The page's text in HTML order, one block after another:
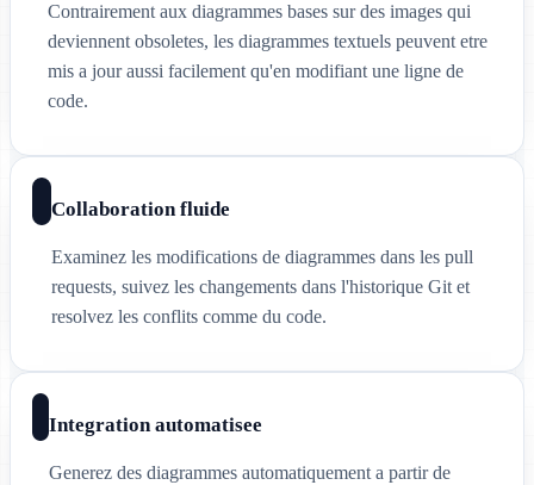
Contrairement aux diagrammes bases sur des images qui
deviennent obsoletes, les diagrammes textuels peuvent etre
mis a jour aussi facilement qu'en modifiant une ligne de
code.
Collaboration fluide
Examinez les modifications de diagrammes dans les pull
requests, suivez les changements dans l'historique Git et
resolvez les conflits comme du code.
Integration automatisee
Generez des diagrammes automatiquement a partir de